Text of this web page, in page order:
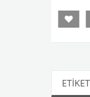
Sepete Ekle